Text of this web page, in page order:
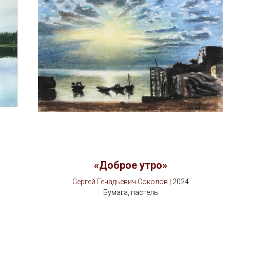
«Доброе утро»
Сергей Генадьевич Соколов | 2024
Бумага, пастель